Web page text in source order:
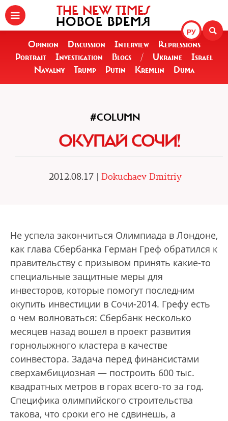
РУ
THE NEW TIMES
НОВОЕ ВРЕМЯ
Opinion Discussion Interview
Repressions
Portrait
Investigation Blogs / Ukraine
Israel
Navalny
Trump Putin Kremlin Duma
#COLUMN
ОКУПАЙ СОЧИ!
2012.08.17 | Dokuchaev Dmitriy
Не успела закончиться Олимпиада в Лондоне,
как глава Сбербанка Герман Греф обратился к
правительству с призывом принять какие-то
специальные защитные меры для
инвесторов, которые помогут последним
окупить инвестиции в Сочи-2014. Грефу есть
о чем волноваться: Сбербанк несколько
месяцев назад вошел в проект развития
горнолыжного кластера в качестве
соинвестора. Задача перед финансистами
сверхамбициозная — построить 600 тыс.
квадратных метров в горах всего-то за год.
Специфика олимпийского строительства
такова, что сроки его не сдвинешь, а